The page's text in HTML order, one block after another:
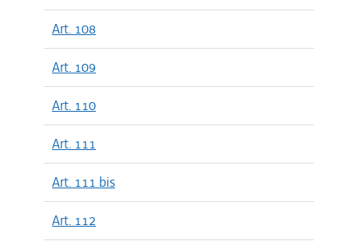
Art. 108
Art. 109
Art. 110
Art. 111
Art. 111 bis
Art. 112